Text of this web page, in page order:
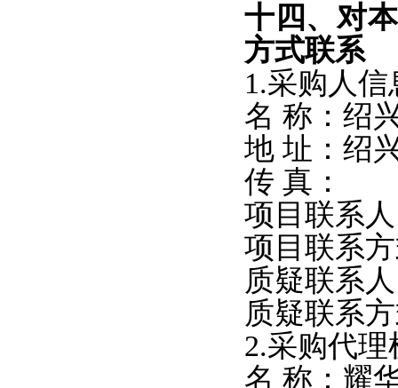
十四、对
方式联系
1.采购人信
名 称：绍
地 址：绍
传 真：
项目联系
项目联系
质疑联系
质疑联系
2.采购代理
名 称：耀